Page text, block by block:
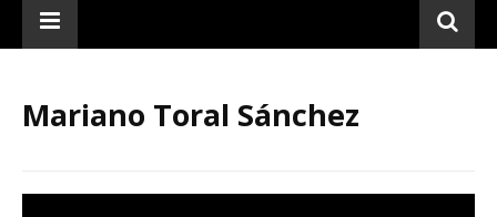
Mariano Toral Sánchez